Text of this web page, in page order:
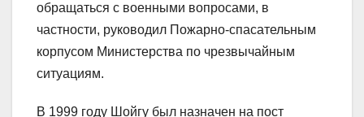
обращаться с военными вопросами, в
частности, руководил Пожарно-спасательным
корпусом Министерства по чрезвычайным
ситуациям.
В 1999 году Шойгу был назначен на пост